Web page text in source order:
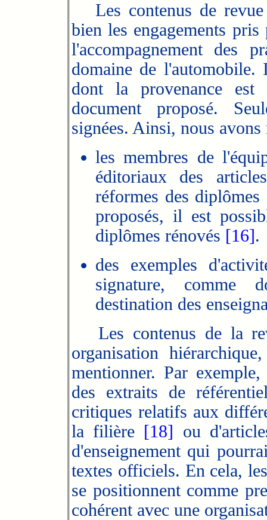
Les contenus de revue
bien les engagements
l'accompagnement des
domaine de
dont la provenance
document proposé.
signées. Ainsi, nous
les membres de
éditoriaux des
réformes des
proposés, il est
diplômes rénovés [16].
des exemples
signature, comme
destination des
Les contenus de la
organisation
mentionner. Par
des extraits de
critiques relatifs aux
la filière [18] ou
d'enseignement qui
textes officiels. En cela,
se positionnent comme
cohérent avec une